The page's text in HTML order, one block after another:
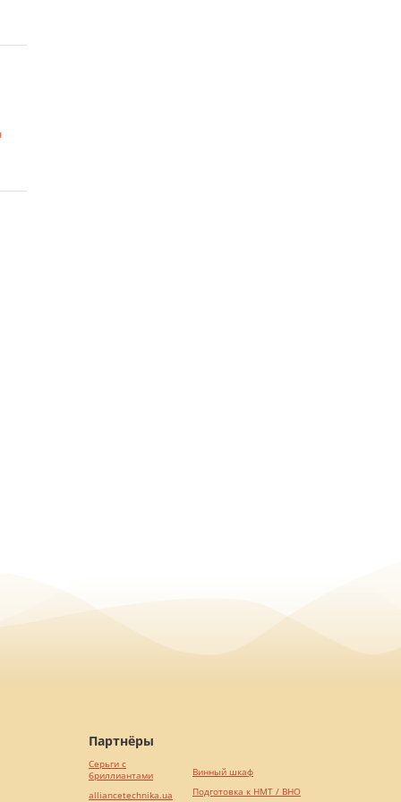
Партнёры
Серьги с
бриллиантами
alliancetechnika.ua
Винный шкаф
Подготовка к НМТ / ВНО